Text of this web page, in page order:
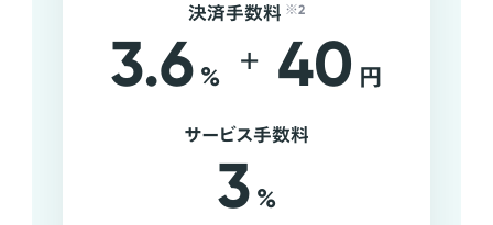
決済手数料 ※2
3.6 % + 40 円
サービス手数料
3 %